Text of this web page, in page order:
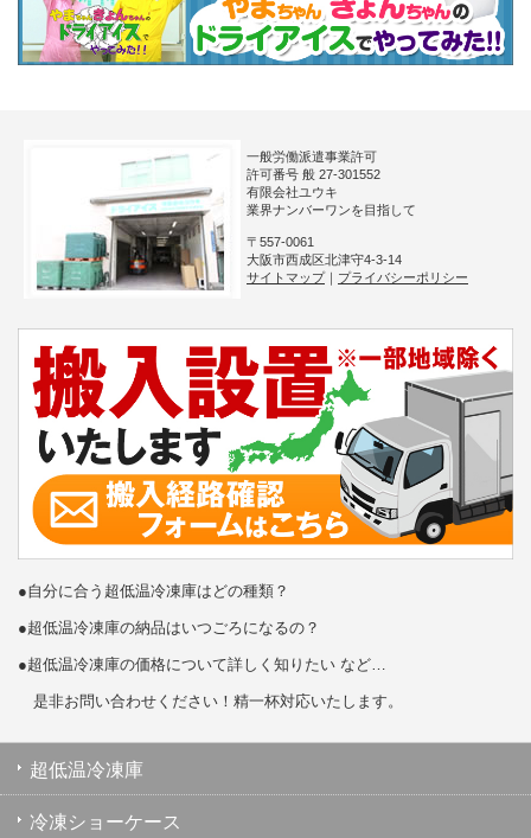
一般労働派遣事業許可
許可番号 般 27-301552
有限会社ユウキ
業界ナンバーワンを目指して
〒557-0061
大阪市西成区北津守4-3-14
サイトマップ｜ プライバシーポリシー
●自分に合う超低温冷凍庫はどの種類？
●超低温冷凍庫の納品はいつごろになるの？
●超低温冷凍庫の価格について詳しく知りたい など…
是非お問い合わせください！精一杯対応いたします。
超低温冷凍庫
冷凍ショーケース